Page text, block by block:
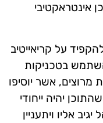
אינטראקטיבי
על קריאייטיב
בטכניקות
מרוצים, אשר יוסיפו
יהיה ייחודי
אליו ויתעניין